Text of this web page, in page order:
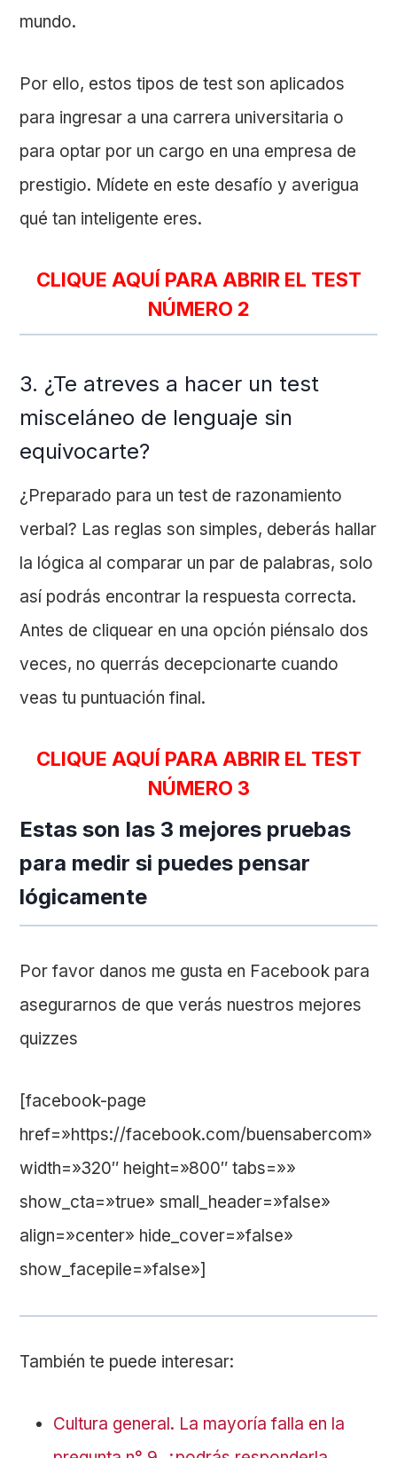
mundo.
Por ello, estos tipos de test son aplicados
para ingresar a una carrera universitaria o
para optar por un cargo en una empresa de
prestigio. Mídete en este desafío y averigua
qué tan inteligente eres.
CLIQUE AQUÍ PARA ABRIR EL TEST
NÚMERO 2
3. ¿Te atreves a hacer un test
misceláneo de lenguaje sin
equivocarte?
¿Preparado para un test de razonamiento
verbal? Las reglas son simples, deberás hallar
la lógica al comparar un par de palabras, solo
así podrás encontrar la respuesta correcta.
Antes de cliquear en una opción piénsalo dos
veces, no querrás decepcionarte cuando
veas tu puntuación final.
CLIQUE AQUÍ PARA ABRIR EL TEST
NÚMERO 3
Estas son las 3 mejores pruebas
para medir si puedes pensar
lógicamente
Por favor danos me gusta en Facebook para
asegurarnos de que verás nuestros mejores
quizzes
[facebook-page
href=»https://facebook.com/buensabercom»
width=»320″ height=»800″ tabs=»»
show_cta=»true» small_header=»false»
align=»center» hide_cover=»false»
show_facepile=»false»]
También te puede interesar:
Cultura general. La mayoría falla en la